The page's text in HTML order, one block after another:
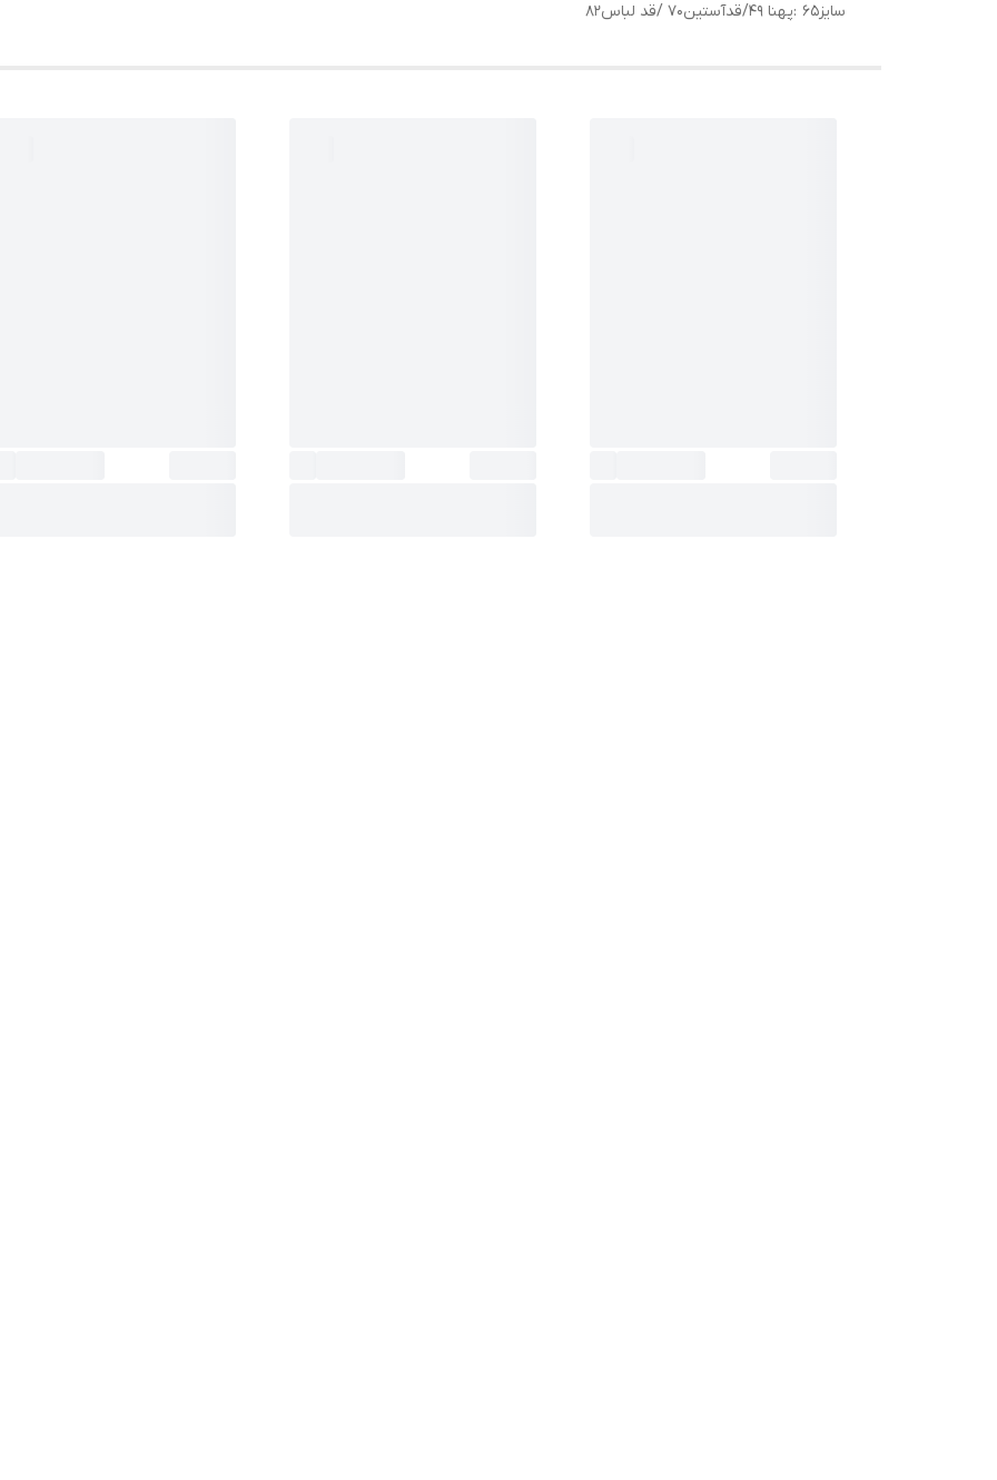
سایز65 :پهنا 49/قدآستین70 /قد لباس82